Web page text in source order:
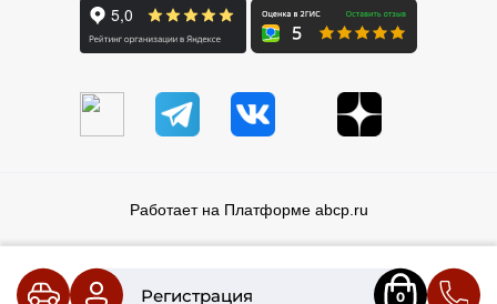
Работает на Платформе abcp.ru
Регистрация 0